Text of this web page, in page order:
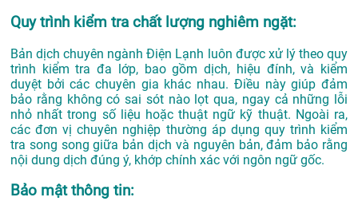
Quy trình kiểm tra chất lượng nghiêm ngặt:
Bản dịch chuyên ngành Điện Lạnh luôn được xử lý theo quy
trình kiểm tra đa lớp, bao gồm dịch, hiệu đính, và kiểm
duyệt bởi các chuyên gia khác nhau. Điều này giúp đảm
bảo rằng không có sai sót nào lọt qua, ngay cả những lỗi
nhỏ nhất trong số liệu hoặc thuật ngữ kỹ thuật. Ngoài ra,
các đơn vị chuyên nghiệp thường áp dụng quy trình kiểm
tra song song giữa bản dịch và nguyên bản, đảm bảo rằng
nội dung dịch đúng ý, khớp chính xác với ngôn ngữ gốc.
Bảo mật thông tin: